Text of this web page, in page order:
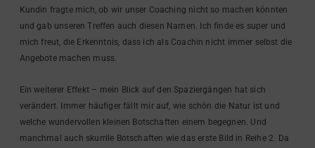
Kundin fragte mich, ob wir unser Coaching nicht so machen könnten
und gab unseren Treffen auch diesen Namen. Ich finde es super und
mich freut, die Erkenntnis, dass ich als Coachin nicht immer selbst die
Angebote machen muss.
Ein weiterer Effekt – mein Blick auf den Spaziergängen hat sich
verändert. Immer häufiger fällt mir auf, wie schön die Natur ist und
welche wundervollen kleinen Botschaften einem begegnen. Und
manchmal auch skurrile Botschaften wie das erste Bild in Reihe 2. Da